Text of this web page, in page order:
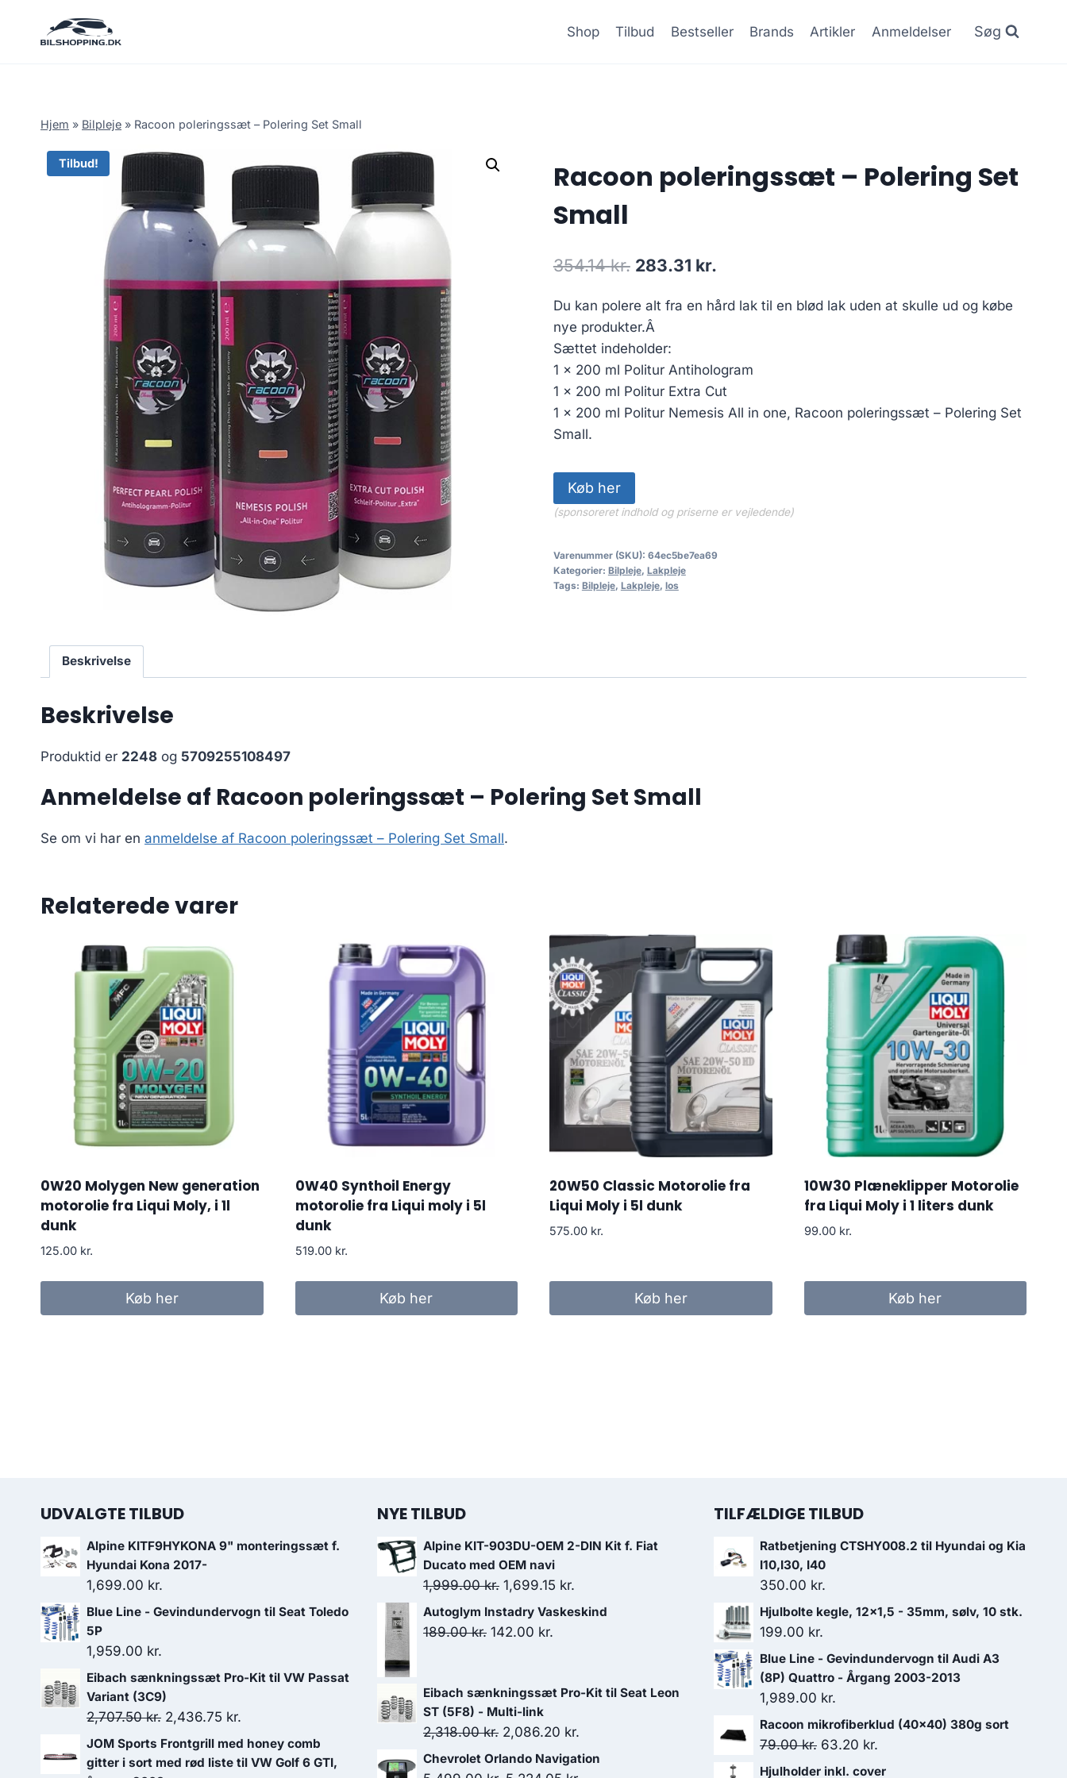
Shop Tilbud Bestseller Brands Artikler Anmeldelser Søg
Hjem » Bilpleje » Racoon poleringssæt – Polering Set Small
Tilbud!
Racoon poleringssæt – Polering Set
Small
354.14kr. Den
pris
var:
354.14 kr..
283.31 kr.
pris
283.31 kr..
Du kan polere alt fra en hård lak til en blød lak uden at skulle ud og købe
nye produkter.Â
Sættet indeholder:
1 x 200 ml Politur Antihologram
1 x 200 ml Politur Extra Cut
1 x 200 ml Politur Nemesis All in one, Racoon poleringssæt – Polering Set
Small.
Køb her
(sponsoreret indhold og priserne er vejledende)
Varenummer (SKU): 64ec5be7ea69
Kategorier: Bilpleje, Lakpleje
Tags: Bilpleje, Lakpleje, los
Beskrivelse
Beskrivelse
Produktid er 2248 og 5709255108497
Anmeldelse af Racoon poleringssæt – Polering Set Small
Se om vi har en anmeldelse af Racoon poleringssæt – Polering Set Small.
Relaterede varer
0W20 Molygen New generation
motorolie fra Liqui Moly, i 1l
dunk
125.00 kr.
Køb her
0W40 Synthoil Energy
motorolie fra Liqui moly i 5l
dunk
519.00 kr.
Køb her
20W50 Classic Motorolie fra
Liqui Moly i 5l dunk
575.00 kr.
Køb her
10W30 Plæneklipper Motorolie
fra Liqui Moly i 1 liters dunk
99.00 kr.
Køb her
UDVALGTE TILBUD
Alpine KITF9HYKONA 9" monteringssæt f.
Hyundai Kona 2017-
1,699.00 kr.
Blue Line - Gevindundervogn til Seat Toledo
5P
1,959.00 kr.
Eibach sænkningssæt Pro-Kit til VW Passat
Variant (3C9)
2,707.50kr. Den
oprindelige
pris
2,436.75 kr.
aktuelle
pris
JOM Sports Frontgrill med honey comb
gitter i sort med rød liste til VW Golf 6 GTI,
NYE TILBUD
Alpine KIT-903DU-OEM 2-DIN Kit f. Fiat
Ducato med OEM navi
1,999.00kr. Den
oprindelige
pris
1,699.15 kr.
aktuelle
Autoglym Instadry Vaskeskind
189.00kr. Den
var:
189.00 kr..
142.00 kr.
er:
Eibach sænkningssæt Pro-Kit til Seat Leon
ST (5F8) - Multi-link
2,318.00kr. Den
oprindelige
pris
2,086.20 kr.
aktuelle
Chevrolet Orlando Navigation
TILFÆLDIGE TILBUD
Ratbetjening CTSHY008.2 til Hyundai og Kia
I10,I30, I40
350.00 kr.
Hjulbolte kegle, 12x1,5 - 35mm, sølv, 10 stk.
199.00 kr.
Blue Line - Gevindundervogn til Audi A3
(8P) Quattro - Årgang 2003-2013
1,989.00 kr.
Racoon mikrofiberklud (40x40) 380g sort
79.00kr. Den
oprindelige
63.20 kr.
aktuelle
Hjulholder inkl. cover